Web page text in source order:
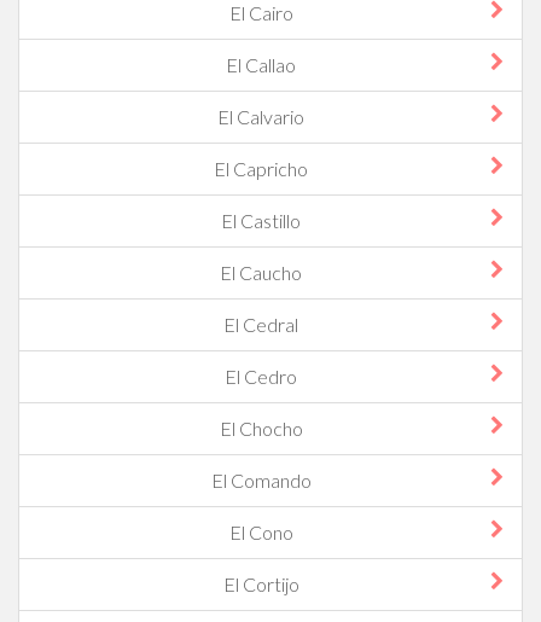
El Cairo
El Callao
El Calvario
El Capricho
El Castillo
El Caucho
El Cedral
El Cedro
El Chocho
El Comando
El Cono
El Cortijo